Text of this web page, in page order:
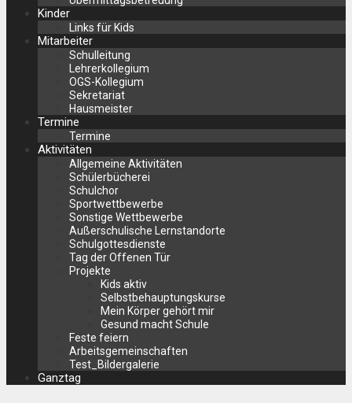
Kinder
Links für Kids
Mitarbeiter
Schulleitung
Lehrerkollegium
OGS-Kollegium
Sekretariat
Hausmeister
Termine
Termine
Aktivitäten
Allgemeine Aktivitäten
Schülerbücherei
Schulchor
Sportwettbewerbe
Sonstige Wettbewerbe
Außerschulische Lernstandorte
Schulgottesdienste
Tag der Offenen Tür
Projekte
Kids aktiv
Selbstbehauptungskurse
Mein Körper gehört mir
Gesund macht Schule
Feste feiern
Arbeitsgemeinschaften
Test_Bildergalerie
Ganztag